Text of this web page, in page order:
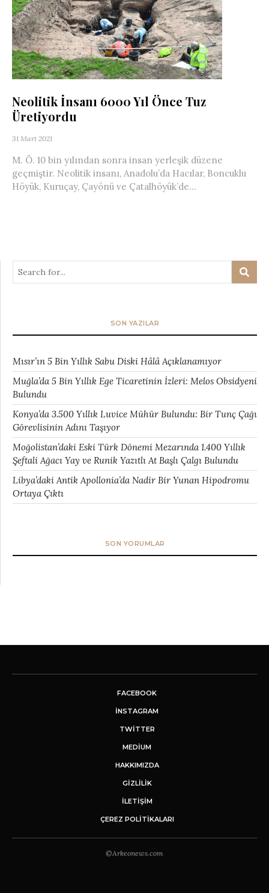
Neolitik İnsanı 6000 Yıl Önce Tuz
Üretiyordu
31 Mart 2021
M. Ö. 10 bin yılından sonra insan yerleşik düzene
geçmiştir. Neolitik insanı, Anadolu’da Hacılar, Boncuklu
Höyük, Kuruçay, Çayönü ve Çatalhöyük’de...
SON YAZILAR
Mısır’ın 5 Bin Yıllık Sabu Diski Hâlâ Açıklanamıyor
Muğla’da 5 Bin Yıllık Ege Ticaretinin İzleri: Melos Obsidyeni
Bulundu
Konya’da 3.500 Yıllık Luvice Mühür Bulundu: Bir Tunç Çağı
Görevlisinin Adını Taşıyor
Moğolistan’daki Eski Türk Dönemi Mezarında 1.400 Yıllık
Şeftali Ağacı Yay ve Runik Yazıtlı At Başlı Çalgı Bulundu
Libya’daki Antik Apollonia’da Nadir Bir Yunan Hipodromu
Ortaya Çıktı
SON YORUMLAR
FACEBOOK
INSTAGRAM
TWITTER
MEDIUM
HAKKIMIZDA
GİZLİLİK
İLETIŞIM
ÇEREZ POLITIKALARI
©Arkeonews.com